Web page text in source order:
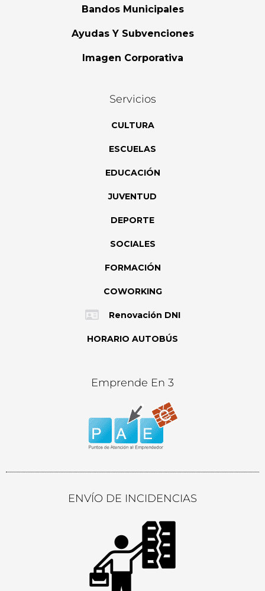
Bandos Municipales
Ayudas Y Subvenciones
Imagen Corporativa
Servicios
CULTURA
ESCUELAS
EDUCACIÓN
JUVENTUD
DEPORTE
SOCIALES
FORMACIÓN
COWORKING
Renovación DNI
HORARIO AUTOBÚS
Emprende En 3
ENVÍO DE INCIDENCIAS